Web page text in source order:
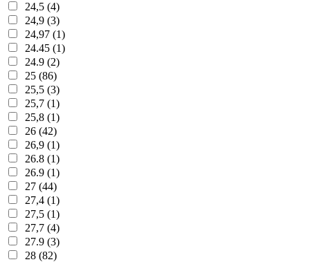
24,5 (4)
24,9 (3)
24,97 (1)
24.45 (1)
24.9 (2)
25 (86)
25,5 (3)
25,7 (1)
25,8 (1)
26 (42)
26,9 (1)
26.8 (1)
26.9 (1)
27 (44)
27,4 (1)
27,5 (1)
27,7 (4)
27.9 (3)
28 (82)